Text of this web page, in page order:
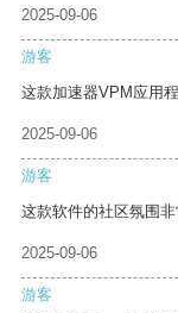
2025-09-06
游客
这款加速器VPM应用
2025-09-06
游客
这款软件的社区氛围
2025-09-06
游客